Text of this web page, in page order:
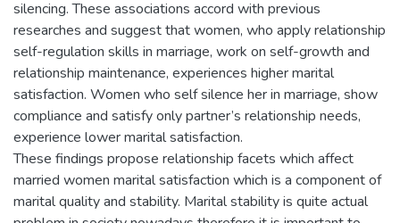
silencing. These associations accord with previous
researches and suggest that women, who apply relationship
self-regulation skills in marriage, work on self-growth and
relationship maintenance, experiences higher marital
satisfaction. Women who self silence her in marriage, show
compliance and satisfy only partner’s relationship needs,
experience lower marital satisfaction.
These findings propose relationship facets which affect
married women marital satisfaction which is a component of
marital quality and stability. Marital stability is quite actual